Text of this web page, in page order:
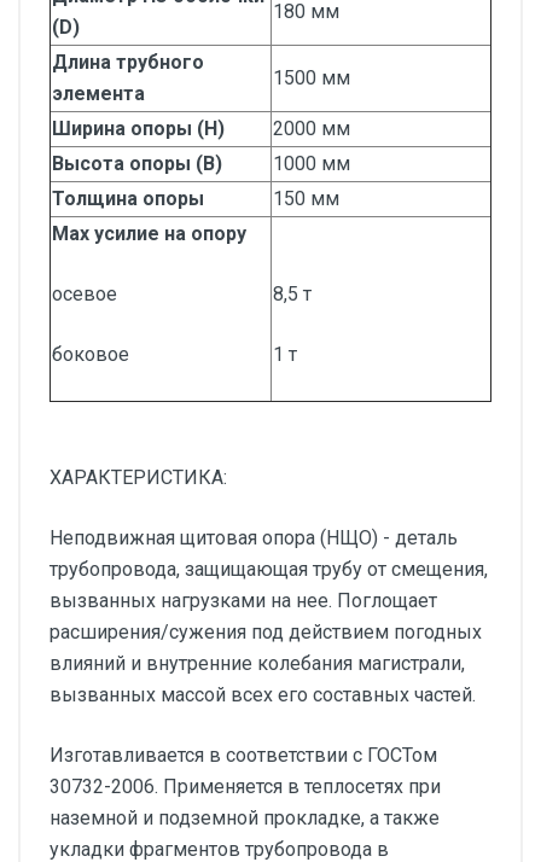
(D)
180 мм
Длина трубного
элемента
1500 мм
Ширина опоры (H)
2000 мм
Высота опоры (B)
1000 мм
Толщина опоры
150 мм
Max усилие на опору
осевое
боковое
8,5 т
1 т
ХАРАКТЕРИСТИКА:
Неподвижная щитовая опора (НЩО) - деталь
трубопровода, защищающая трубу от смещения,
вызванных нагрузками на нее. Поглощает
расширения/сужения под действием погодных
влияний и внутренние колебания магистрали,
вызванных массой всех его составных частей.
Изготавливается в соответствии с ГОСТом
30732-2006. Применяется в теплосетях при
наземной и подземной прокладке, а также
укладки фрагментов трубопровода в